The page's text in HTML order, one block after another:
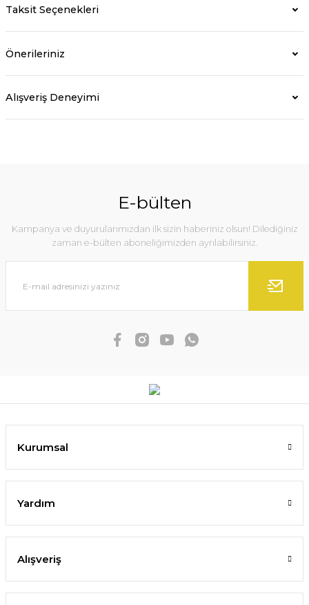
Taksit Seçenekleri
Önerileriniz
Alışveriş Deneyimi
E-bülten
Kampanya ve duyurularımızdan ilk sizin haberiniz olsun! Dilediğiniz
zaman e-bülten aboneliğimizden ayrılabilirsiniz.
Kurumsal
Yardım
Alışveriş